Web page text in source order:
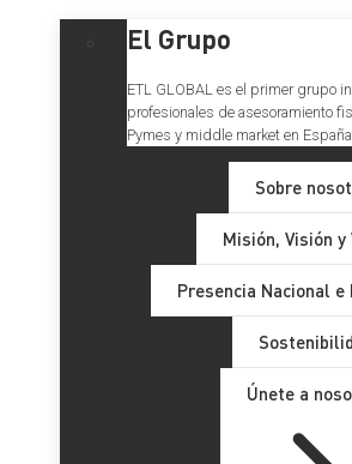
El Grupo
ETL GLOBAL es el primer grupo
profesionales de asesoramiento
Pymes y middle market en
Sobre
Misión, Visión y
Presencia Nacional
Únete a